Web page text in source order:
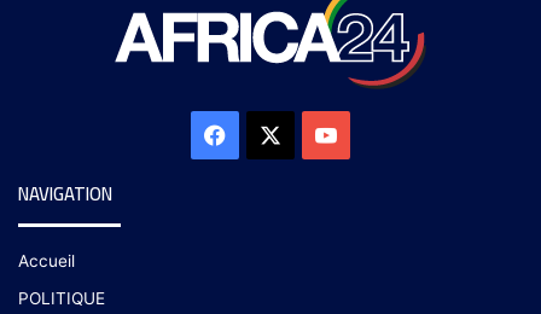
NAVIGATION
Accueil
POLITIQUE